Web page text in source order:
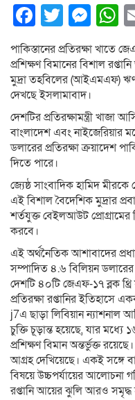
Facebook
Twitter
পাকিস্তানের প্রতিরক্ষা খাতে
প্রশিক্ষণ বিমানের বিশাল
মুদ্রা তহবিলের (আইএমএফ) ঋণ
দেখছে ইসলামাবাদ।
দেশটির প্রতিরক্ষামন্ত্রী খাজা
বাংলাদেশ এবং নাইজেরিয়ার
ডলারের প্রতিরক্ষা ক্রয়াদেশ
দিতে পারে।
জ্যেষ্ঠ সাংবাদিক হামিদ
এই বিশাল বৈদেশিক মুদ্রার
শর্তযুক্ত বেইলআউট প্রোগ্রামের
করবে।
এই অর্থনৈতিক আশাবাদের
সম্পাদিত ৪.৬ বিলিয়ন
দেশটি ৪০টি জেএফ-১৭ ব্লক থ্রি
প্রতিরক্ষা রপ্তানির ইতিহাসে
j7এ ছাড়া লিবিয়ান ন্যাশনাল
চুক্তি চূড়ান্ত হয়েছে, যার মধ্যে
প্রশিক্ষণ বিমান অন্তর্ভুক্ত
আগ্রহ দেখিয়েছে। একই সঙ্গে
বিষয়ে উচ্চপর্যায়ের আলোচনা
রপ্তানি আয়ের ঝুলি আরও সমৃদ্ধ